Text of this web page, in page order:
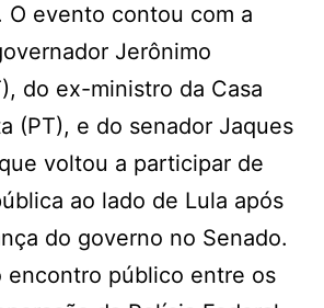
O evento contou com a
Jerônimo
do ex-ministro da Casa
(PT), e do senador Jaques
voltou a participar de
ao lado de Lula após
do governo no Senado.
encontro público entre os